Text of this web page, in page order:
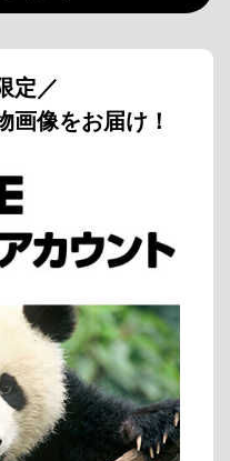
定／
画像をお届け！